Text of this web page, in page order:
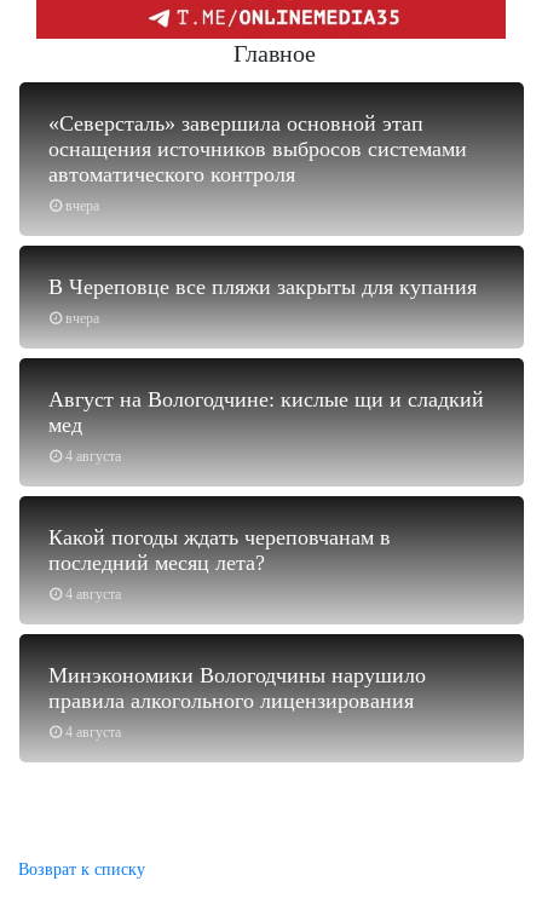
Главное
вчера
«Северсталь» завершила основной этап
оснащения источников выбросов системами
автоматического контроля
вчера
В Череповце все пляжи закрыты для купания
4 августа
Август на Вологодчине: кислые щи и сладкий
мед
4 августа
Какой погоды ждать череповчанам в
последний месяц лета?
4 августа
Минэкономики Вологодчины нарушило
правила алкогольного лицензирования
Возврат к списку